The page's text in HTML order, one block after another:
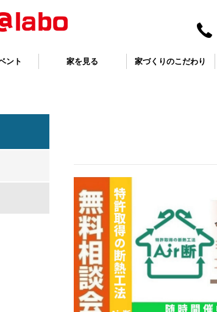
ント 家を見る 家づくりのこだわり